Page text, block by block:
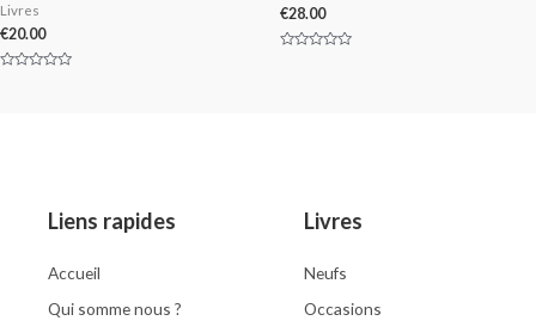
Livres
€20.00
€28.00
Liens rapides
Accueil
Qui somme nous ?
Livres
Neufs
Occasions